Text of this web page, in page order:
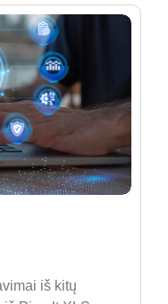
iš kitų